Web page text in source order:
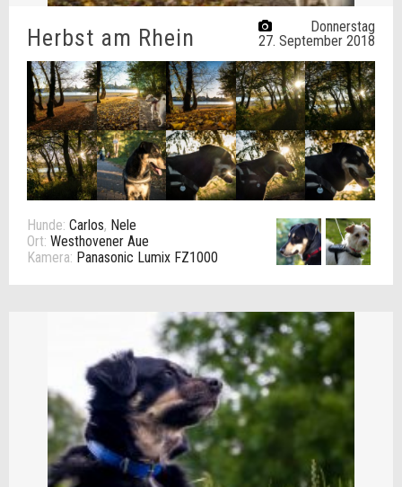
Donnerstag
27. September 2018
Herbst am Rhein
Hunde: Carlos, Nele
Ort: Westhovener Aue
Kamera: Panasonic Lumix FZ1000